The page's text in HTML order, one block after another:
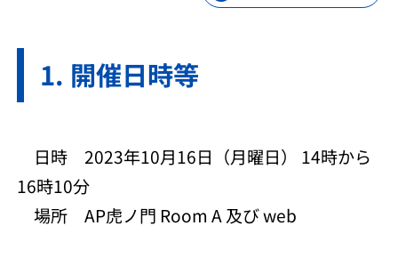
開催日時等
日時 2023年10月16日（月曜日） 14時から
16時10分
場所 AP虎ノ門 Room A 及び web